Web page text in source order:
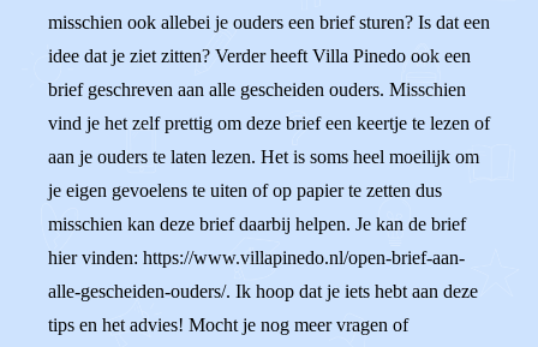
misschien ook allebei je ouders een brief sturen? Is dat een
idee dat je ziet zitten? Verder heeft Villa Pinedo ook een
brief geschreven aan alle gescheiden ouders. Misschien
vind je het zelf prettig om deze brief een keertje te lezen of
aan je ouders te laten lezen. Het is soms heel moeilijk om
je eigen gevoelens te uiten of op papier te zetten dus
misschien kan deze brief daarbij helpen. Je kan de brief
hier vinden: https://www.villapinedo.nl/open-brief-aan-
alle-gescheiden-ouders/. Ik hoop dat je iets hebt aan deze
tips en het advies! Mocht je nog meer vragen of